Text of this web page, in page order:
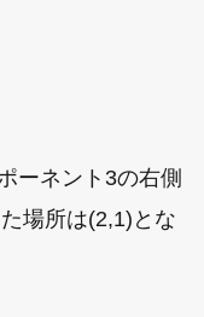
ーネント3の右側
場所は(2,1)とな